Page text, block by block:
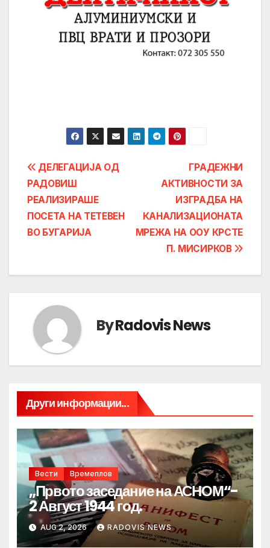
Post
navigation
ГРАДЕЖНИ
АКТИВНОСТИ ЗА
ИЗГРАДБА НА
КАНАЛИЗАЦИОНАТА
МРЕЖА НА ОOУ КРСТЕ
П. МИСИРКОВ
ДЕЛЕГАЦИЈА ОД
РАДОВИШ
РЕАЛИЗИРАШЕ
ПОСЕТА НА ТЕТЕВЕН
ВО БУГАРИЈА
ByRadovis News
Други информации...
Вести Времеплов
„Првото заседание на АСНОМ“-
2 Август 1944 год.
AUG 2, 2026 RADOVIS NEWS